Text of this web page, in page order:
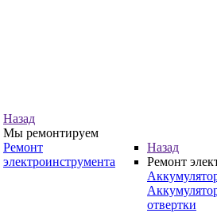
Назад
Мы ремонтируем
Ремонт
электроинструмента
Назад
Ремонт
отвертки